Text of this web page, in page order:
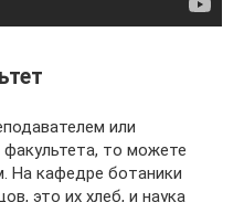
или
то можете
На кафедре ботаники
это их хлеб, и наука